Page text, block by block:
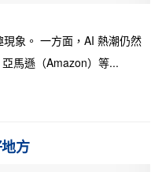
象。 一方面，AI 熱潮仍然
馬遜（Amazon）等...
方